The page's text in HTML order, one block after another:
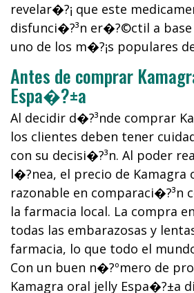
revelar�?¡ que este
disfunci�?³n er�?©ctil a base
uno de los m�?¡s populares
Antes de comprar
Espa�?±a
Al decidir d�?³nde comprar
los clientes deben tener
con su decisi�?³n. Al poder
l�?­nea, el precio de Kamagra
razonable en comparaci�?³n
la farmacia local. La compra
todas las embarazosas y
farmacia, lo que todo el
Con un buen n�?ºmero de
Kamagra oral jelly Espa�?±a